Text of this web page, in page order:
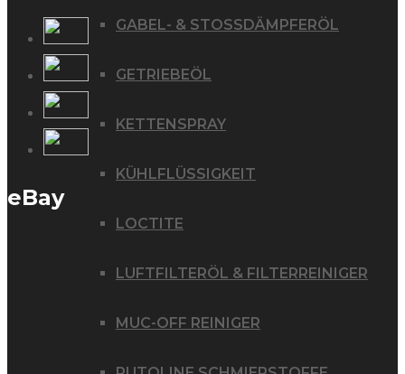
GABEL- & STOSSDÄMPFERÖL
GETRIEBEÖL
KETTENSPRAY
KÜHLFLÜSSIGKEIT
LOCTITE
LUFTFILTERÖL & FILTERREINIGER
MUC-OFF REINIGER
eBay